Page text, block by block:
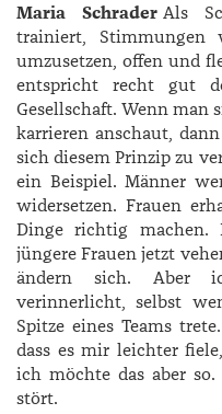
Maria Schrader Als
trainiert, Stimmungen
umzusetzen, offen und
entspricht recht gut
Gesellschaft. Wenn man
karrieren anschaut,
sich diesem Prinzip zu
ein Beispiel. Männer
widersetzen. Frauen
Dinge richtig
jüngere Frauen jetzt
ändern sich. Aber
verinnerlicht, selbst
Spitze eines Teams
dass es mir leichter
ich möchte das aber
stört.